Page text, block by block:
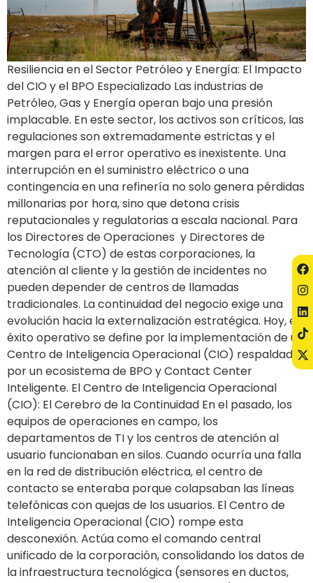
Resiliencia en el Sector Petróleo y Energía: El Impacto
del CIO y el BPO Especializado Las industrias de
Petróleo, Gas y Energía operan bajo una presión
implacable. En este sector, los activos son críticos, las
regulaciones son extremadamente estrictas y el
margen para el error operativo es inexistente. Una
interrupción en el suministro eléctrico o una
contingencia en una refinería no solo genera pérdidas
millonarias por hora, sino que detona crisis
reputacionales y regulatorias a escala nacional. Para
los Directores de Operaciones y Directores de
Tecnología (CTO) de estas corporaciones, la
atención al cliente y la gestión de incidentes no
pueden depender de centros de llamadas
tradicionales. La continuidad del negocio exige una
evolución hacia la externalización estratégica. Hoy, el
éxito operativo se define por la implementación de un
Centro de Inteligencia Operacional (CIO) respaldado
por un ecosistema de BPO y Contact Center
Inteligente. El Centro de Inteligencia Operacional
(CIO): El Cerebro de la Continuidad En el pasado, los
equipos de operaciones en campo, los
departamentos de TI y los centros de atención al
usuario funcionaban en silos. Cuando ocurría una falla
en la red de distribución eléctrica, el centro de
contacto se enteraba porque colapsaban las líneas
telefónicas con quejas de los usuarios. El Centro de
Inteligencia Operacional (CIO) rompe esta
desconexión. Actúa como el comando central
unificado de la corporación, consolidando los datos de
la infraestructura tecnológica (sensores en ductos,